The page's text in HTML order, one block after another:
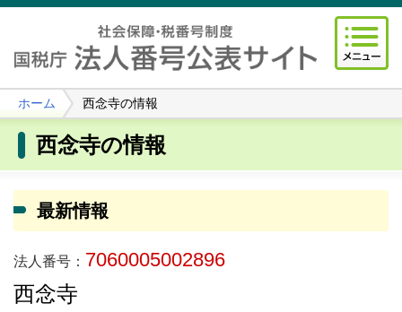
ホーム 西念寺の情報
西念寺の情報
最新情報
法人番号： 7060005002896
西念寺